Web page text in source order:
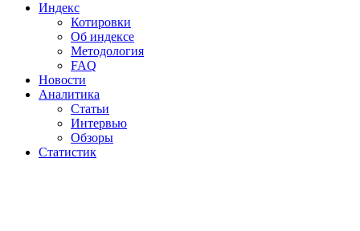
Индекс
Котировки
Об индексе
Методология
FAQ
Новости
Аналитика
Статьи
Интервью
Обзоры
Статистик